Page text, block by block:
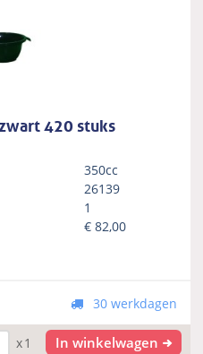
420 stuks
350cc
26139
1
€82,00
30 werkdagen
x1 In winkelwagen